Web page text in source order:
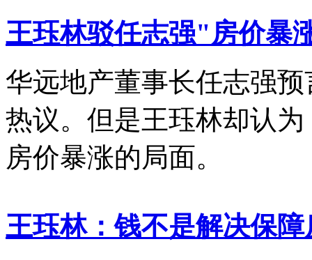
王珏林驳任志强"房价暴
华远地产董事长任志强
热议。但是王珏林却认
房价暴涨的局面。
王珏林：钱不是解决保